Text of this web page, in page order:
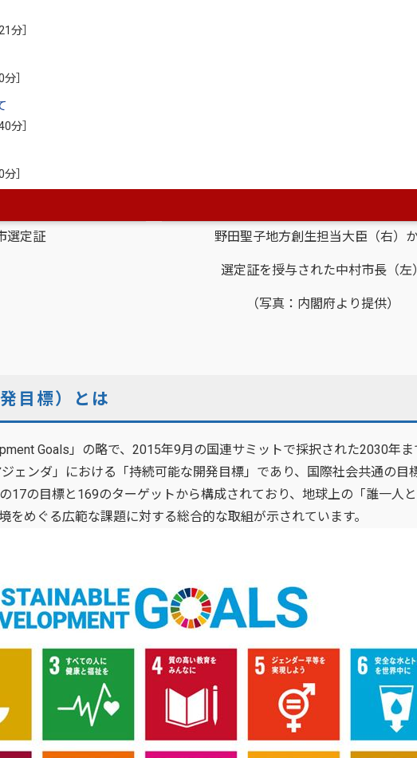
分
分
分
分
選定証 野田聖子地方創生担当大臣（右）
選定証を授与された中村市長（左
（写真：内閣府より提供）
目標）とは
Goals」の略で、2015年9月の国連サミットで採択された2030年
ェンダ」における「持続可能な開発目標」であり、国際社会共通の目
17の目標と169のターゲットから構成されており、地球上の「誰一人
をめぐる広範な課題に対する総合的な取組が示されています。